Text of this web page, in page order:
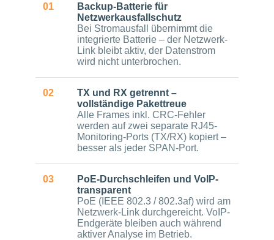
01
Backup-Batterie für
Netzwerkausfallschutz
Bei Stromausfall übernimmt die
integrierte Batterie – der Netzwerk-
Link bleibt aktiv, der Datenstrom
wird nicht unterbrochen.
02
TX und RX getrennt –
vollständige Pakettreue
Alle Frames inkl. CRC-Fehler
werden auf zwei separate RJ45-
Monitoring-Ports (TX/RX) kopiert –
besser als jeder SPAN-Port.
03
PoE-Durchschleifen und VoIP-
transparent
PoE (IEEE 802.3 / 802.3af) wird am
Netzwerk-Link durchgereicht. VoIP-
Endgeräte bleiben auch während
aktiver Analyse im Betrieb.